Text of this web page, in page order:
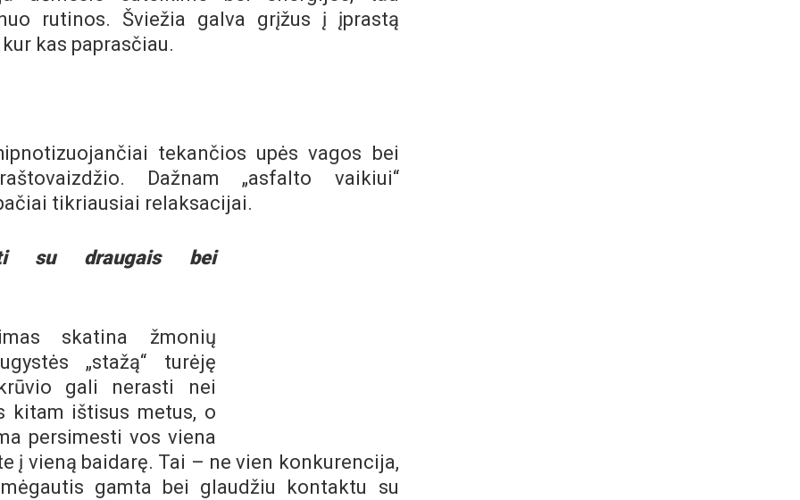
rutinos. Šviežia galva grįžus į įprastą
kas paprasčiau.
tekančios upės vagos bei
Dažnam „asfalto vaikiui“
tikriausiai relaksacijai.
su draugais bei
skatina žmonių
„stažą“ turėję
gali nerasti nei
kitam ištisus metus, o
persimesti vos viena
į vieną baidarę. Tai – ne vien konkurencija,
gamta bei glaudžiu kontaktu su